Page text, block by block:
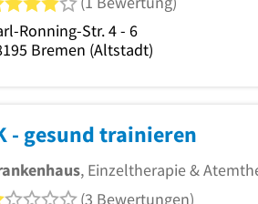
Ronning-Str. 4 - 6
Bremen (Altstadt)
- gesund trainieren
, Einzeltherapie &
1 von 5 Sternen
(3 Bewertungen)